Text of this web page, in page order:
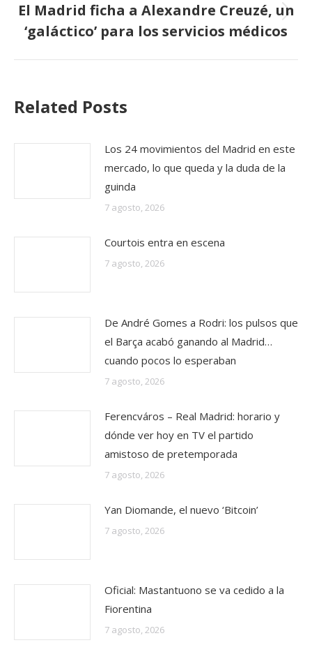
Publicación
siguiente:
El Madrid ficha a Alexandre Creuzé, un
‘galáctico’ para los servicios médicos
Related Posts
Los 24 movimientos del Madrid en este
mercado, lo que queda y la duda de la
guinda
7 agosto, 2026
Courtois entra en escena
7 agosto, 2026
De André Gomes a Rodri: los pulsos que
el Barça acabó ganando al Madrid…
cuando pocos lo esperaban
7 agosto, 2026
Ferencváros – Real Madrid: horario y
dónde ver hoy en TV el partido
amistoso de pretemporada
7 agosto, 2026
Yan Diomande, el nuevo ‘Bitcoin’
7 agosto, 2026
Oficial: Mastantuono se va cedido a la
Fiorentina
7 agosto, 2026